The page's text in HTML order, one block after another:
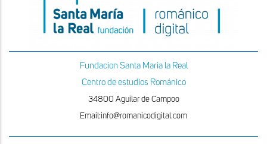
Fundacion Santa Maria la Real
Centro de estudios Románico
34800 Aguilar de Campoo
Email:info@romanicodigital.com